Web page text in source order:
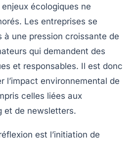
écologiques ne
Les entreprises se
une pression croissante de
qui demandent des
et responsables. Il est donc
l’impact environnemental de
celles liées aux
et de newsletters.
est l’initiation de